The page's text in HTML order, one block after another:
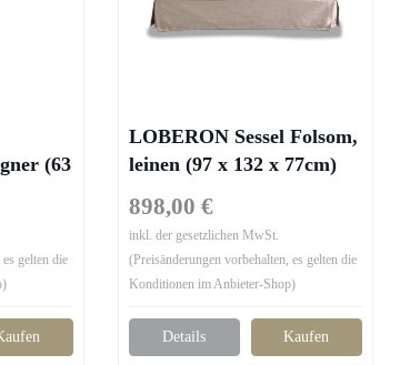
(63
gelten die
LOBERON Sessel Folsom,
leinen (97 x 132 x 77cm)
898,00 €
inkl. der gesetzlichen MwSt.
(Preisänderungen vorbehalten, es gelten die
Konditionen im Anbieter-Shop)
Details Kaufen